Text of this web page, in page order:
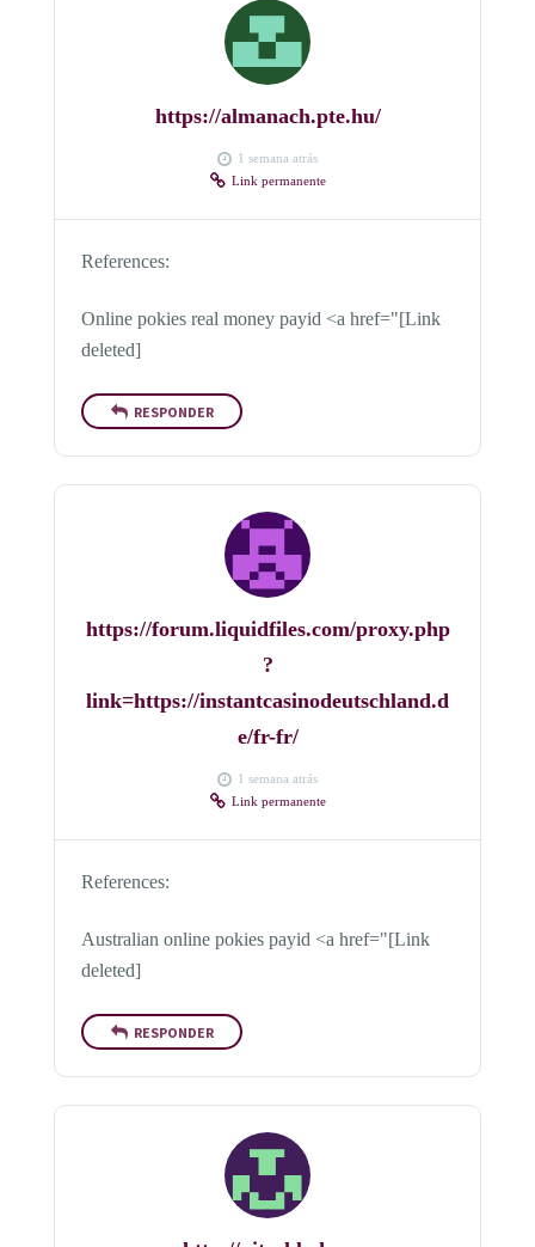
https://almanach.pte.hu/
1 semana atrás
Link permanente
References:
Online pokies real money payid <a href="[Link
deleted]
RESPONDER
https://forum.liquidfiles.com/proxy.php
?
link=https://instantcasinodeutschland.d
e/fr-fr/
1 semana atrás
Link permanente
References:
Australian online pokies payid <a href="[Link
deleted]
RESPONDER